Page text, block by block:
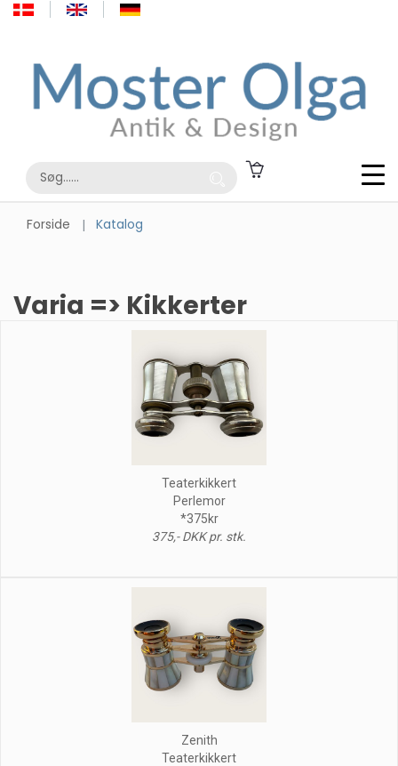
Forside Katalog
Varia => Kikkerter
Teaterkikkert
Perlemor
*375kr
375,- DKK pr. stk.
Zenith
Teaterkikkert